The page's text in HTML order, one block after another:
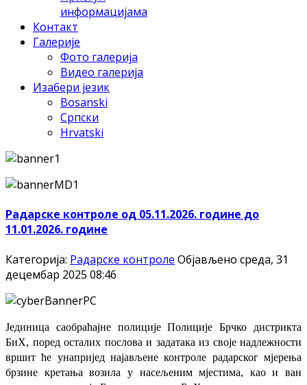
информацијама
Контакт
Галерије
Фото галерија
Видео галерија
Изабери језик
Bosanski
Српски
Hrvatski
Радарске контроле од 05.11.2026. године до
11.01.2026. године
Категорија: Радарске контроле Објављено среда, 31
децембар 2025 08:46
Јединица саобраћајне полиције Полиције Брчко дистрикта
БиХ, поред осталих послова и задатака из своје надлежности
вршит ће унапријед најављене контроле радарског мјерења
брзине кретања возила у насељеним мјестима, као и ван